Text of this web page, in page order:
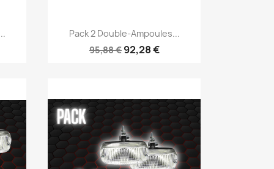
Aperçu rapide
Pack 2 Double-Ampoules...
95,88 € 92,28 €